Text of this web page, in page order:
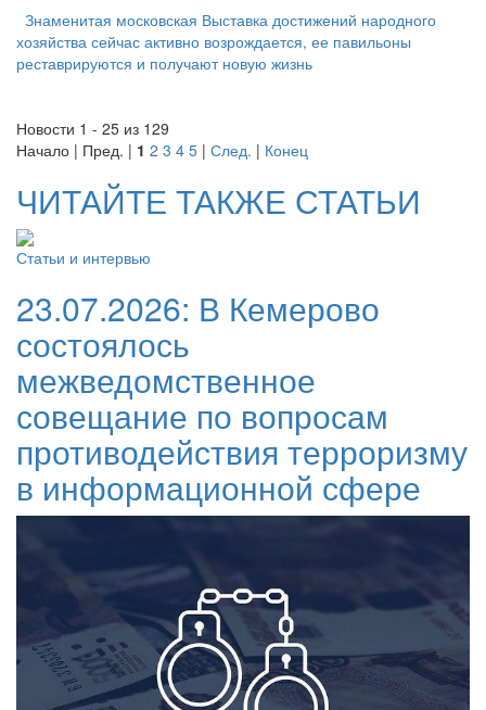
Знаменитая московская Выставка достижений народного
хозяйства сейчас активно возрождается, ее павильоны
реставрируются и получают новую жизнь
Новости 1 - 25 из 129
Начало | Пред. | 1 2 3 4 5 | След. | Конец
ЧИТАЙТЕ ТАКЖЕ СТАТЬИ
Статьи и интервью
23.07.2026: В Кемерово
состоялось
межведомственное
совещание по вопросам
противодействия терроризму
в информационной сфере